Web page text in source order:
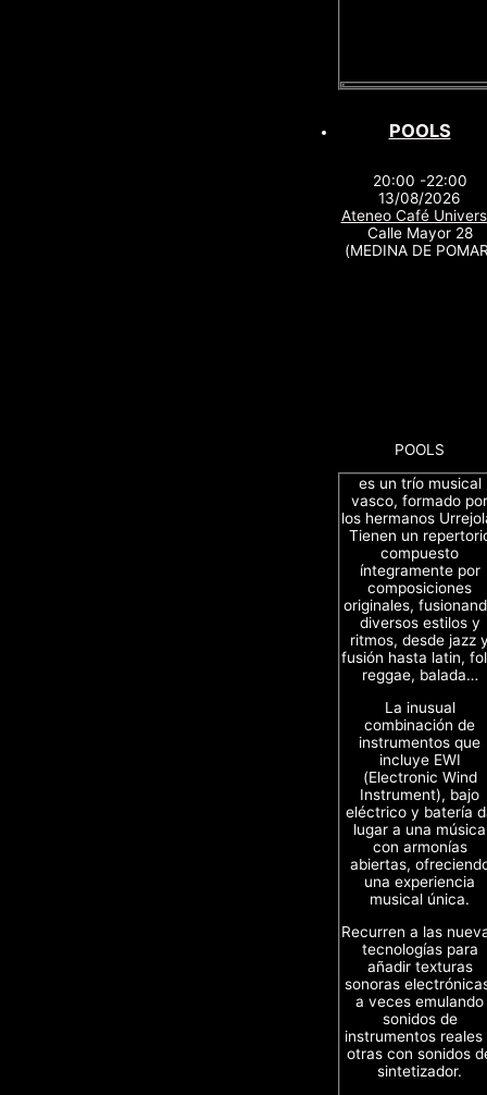
POOLS
20:00 -22:00
13/08/2026
Ateneo Café
Calle Mayor 28
(MEDINA DE
POOLS
es un trío musical
vasco, formado por
los hermanos
Tienen un
compuesto
íntegramente por
composiciones
originales,
diversos estilos y
ritmos, desde jazz
fusión hasta latin,
reggae, balada…
La inusual
combinación de
instrumentos que
incluye EWI
(Electronic Wind
Instrument), bajo
eléctrico y batería
lugar a una música
con armonías
abiertas,
una experiencia
musical única.
Recurren a las
tecnologías para
añadir texturas
sonoras
a veces emulando
sonidos de
instrumentos reales
otras con sonidos
sintetizador.